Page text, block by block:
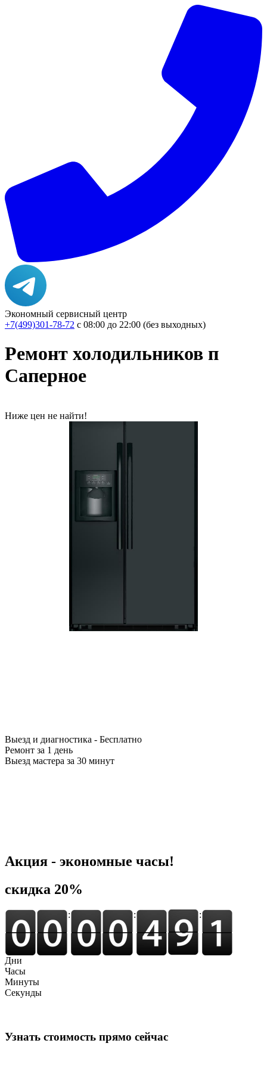
Экономный сервисный центр
+7(499)301-78-72 с 08:00 до 22:00 (без выходных)
Ремонт холодильников п
Саперное
Ниже цен не найти!
Выезд и диагностика - Бесплатно
Ремонт за 1 день
Выезд мастера за 30 минут
Акция - экономные часы!
cкидка 20%
: : :
Дни
Часы
Минуты
Секунды
Узнать стоимость прямо сейчас